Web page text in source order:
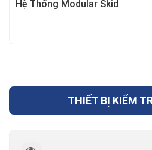
Hệ Thống Modular Skid
THIẾT BỊ KIỂM